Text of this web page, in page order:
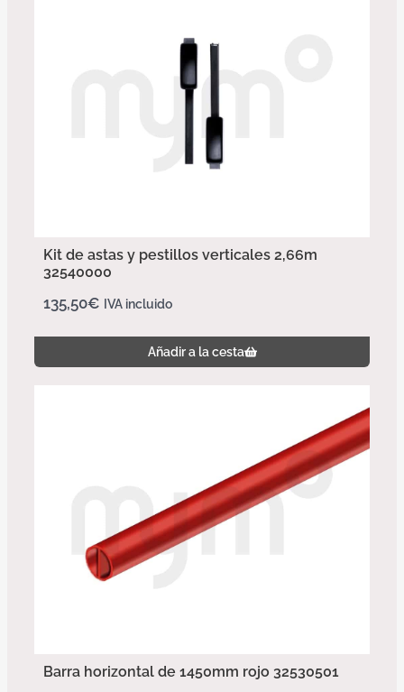
Kit de astas y pestillos verticales 2,66m
32540000
135,50€ IVA incluido
Añadir a la cesta
Barra horizontal de 1450mm rojo 32530501